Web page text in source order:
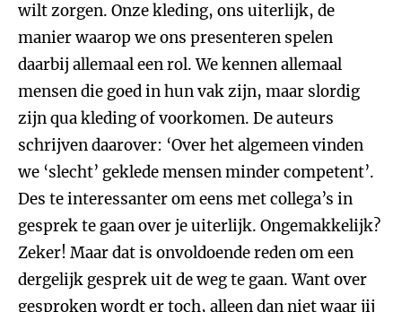
wilt zorgen. Onze kleding, ons uiterlijk, de
manier waarop we ons presenteren spelen
daarbij allemaal een rol. We kennen allemaal
mensen die goed in hun vak zijn, maar slordig
zijn qua kleding of voorkomen. De auteurs
schrijven daarover: ‘Over het algemeen vinden
we ‘slecht’ geklede mensen minder competent’.
Des te interessanter om eens met collega’s in
gesprek te gaan over je uiterlijk. Ongemakkelijk?
Zeker! Maar dat is onvoldoende reden om een
dergelijk gesprek uit de weg te gaan. Want over
gesproken wordt er toch, alleen dan niet waar jij